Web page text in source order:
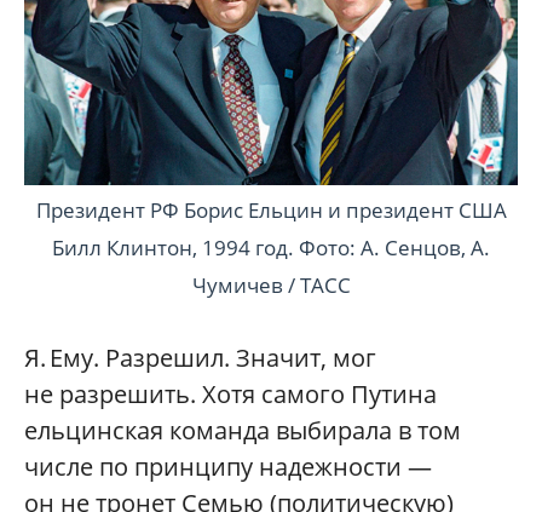
Президент РФ Борис Ельцин и президент США
Билл Клинтон, 1994 год. Фото: А. Сенцов, А.
Чумичев / ТАСС
Я. Ему. Разрешил. Значит, мог
не разрешить. Хотя самого Путина
ельцинская команда выбирала в том
числе по принципу надежности —
он не тронет Семью (политическую)